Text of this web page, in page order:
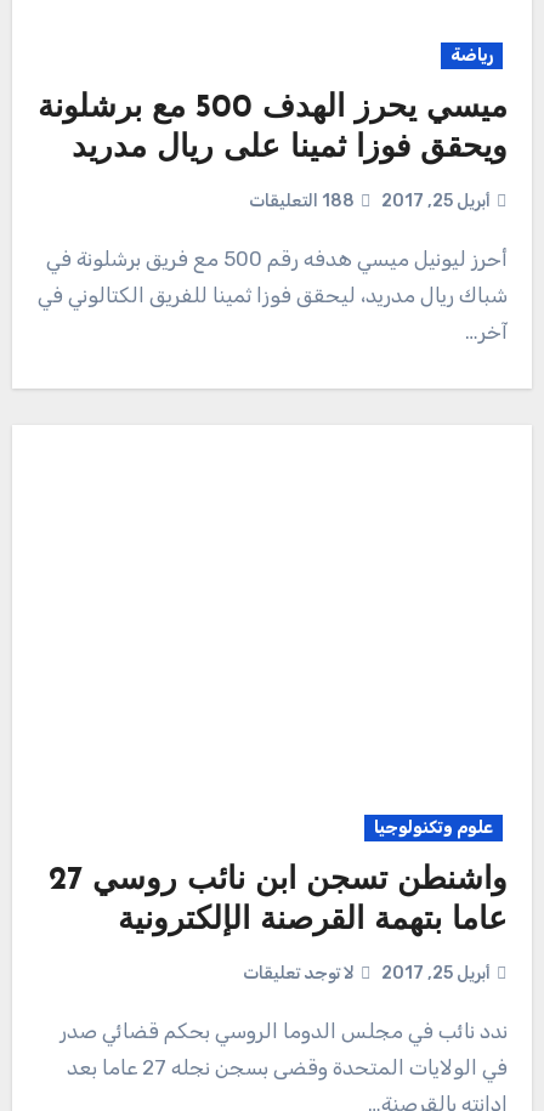
رياضة
ميسي يحرز الهدف 500 مع برشلونة
ويحقق فوزا ثمينا على ريال مدريد
أبريل 25, 2017 188 التعليقات
أحرز ليونيل ميسي هدفه رقم 500 مع فريق برشلونة في
شباك ريال مدريد، ليحقق فوزا ثمينا للفريق الكتالوني في
آخر…
علوم وتكنولوجيا
واشنطن تسجن ابن نائب روسي 27
عاما بتهمة القرصنة الإلكترونية
أبريل 25, 2017 لا توجد تعليقات
ندد نائب في مجلس الدوما الروسي بحكم قضائي صدر
في الولايات المتحدة وقضى بسجن نجله 27 عاما بعد
إدانته بالقرصنة…